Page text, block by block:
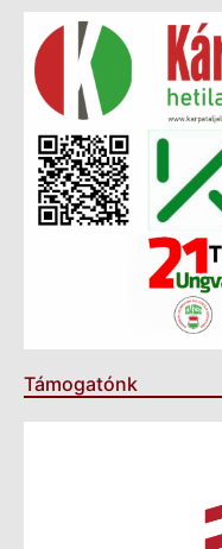
Támogatónk